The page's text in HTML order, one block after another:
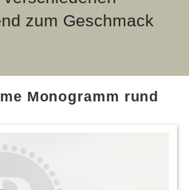
zum Geschmack
Monogramm rund